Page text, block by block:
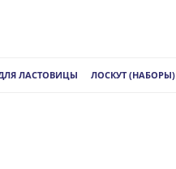
ЛАСТОВИЦЫ ЛОСКУТ (НАБОРЫ)